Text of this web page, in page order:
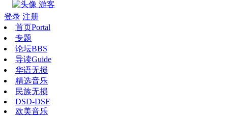
游客
登录 注册
首页Portal
专题
论坛BBS
导读Guide
华语无损
精选音乐
民族无损
DSD-DSF
欧美音乐